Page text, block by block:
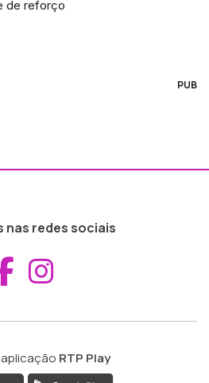
de reforço
PUB
nas redes sociais
Aceder ao
RTP Play